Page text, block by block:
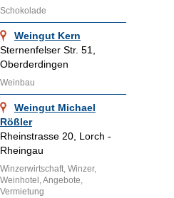
Schokolade
Weingut Kern
Sternenfelser Str. 51,
Oberderdingen
Weinbau
Weingut Michael
Rößler
Rheinstrasse 20, Lorch -
Rheingau
Winzerwirtschaft, Winzer,
Weinhotel, Angebote,
Vermietung